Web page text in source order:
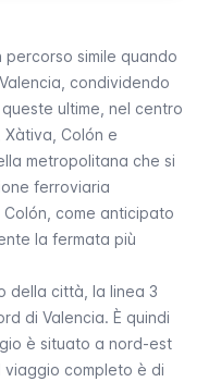
simile quando
condividendo
ultime, nel centro
Xàtiva, Colón e
metropolitana che si
ferroviaria
Colón , come anticipato
la fermata più
della città, la linea 3
di Valencia. È quindi
è situato a nord-est
completo è di